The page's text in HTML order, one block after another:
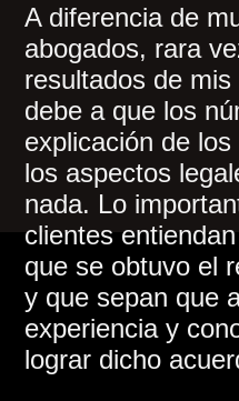
A diferencia de
abogados, rara
resultados de
debe a que los
explicación de
los aspectos
nada. Lo
clientes
que se obtuvo el
y que sepan que
experiencia y
lograr dicho